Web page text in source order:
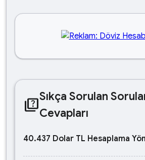
quizSıkça Sorulan
Cevapları
40.437 Dolar TL Hesaplama